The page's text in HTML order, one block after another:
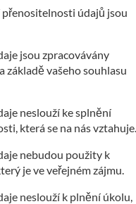
údajů jsou
jsou zpracovávány
základě vašeho souhlasu
neslouží ke splnění
která se na nás vztahuje.
nebudou použity k
je ve veřejném zájmu.
neslouží k plnění úkolu,